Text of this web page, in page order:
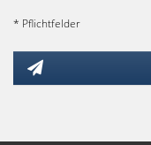
* Pflichtfelder